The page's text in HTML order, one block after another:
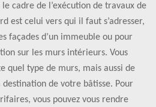
cadre de l’exécution de travaux de
est celui vers qui il faut s’adresser,
façades d’un immeuble ou pour
sur les murs intérieurs. Vous
quel type de murs, mais aussi de
de votre bâtisse. Pour
vous pouvez vous rendre